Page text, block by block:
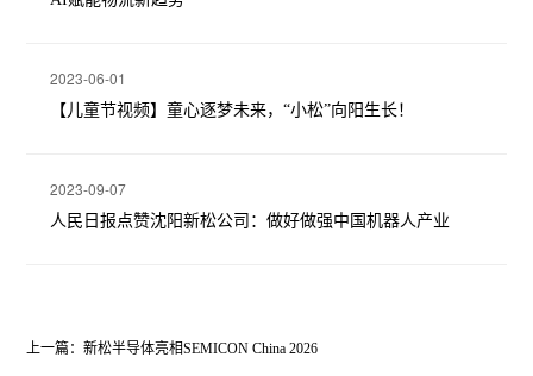
2023-06-01
【儿童节视频】童心逐梦未来，“小松”向阳生长！
2023-09-07
人民日报点赞沈阳新松公司：做好做强中国机器人产业
上一篇：新松半导体亮相SEMICON China 2026